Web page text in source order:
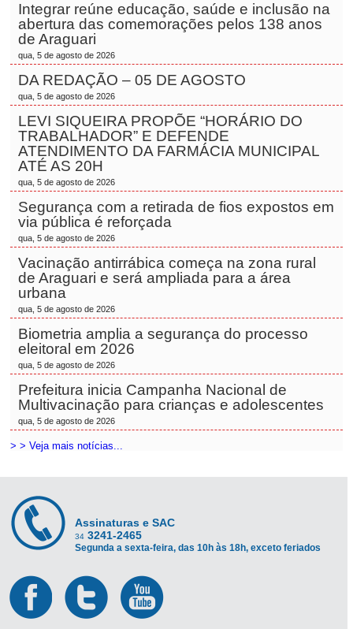
Integrar reúne educação, saúde e inclusão na
abertura das comemorações pelos 138 anos
de Araguari
qua, 5 de agosto de 2026
DA REDAÇÃO – 05 DE AGOSTO
qua, 5 de agosto de 2026
LEVI SIQUEIRA PROPÕE “HORÁRIO DO
TRABALHADOR” E DEFENDE
ATENDIMENTO DA FARMÁCIA MUNICIPAL
ATÉ AS 20H
qua, 5 de agosto de 2026
Segurança com a retirada de fios expostos em
via pública é reforçada
qua, 5 de agosto de 2026
Vacinação antirrábica começa na zona rural
de Araguari e será ampliada para a área
urbana
qua, 5 de agosto de 2026
Biometria amplia a segurança do processo
eleitoral em 2026
qua, 5 de agosto de 2026
Prefeitura inicia Campanha Nacional de
Multivacinação para crianças e adolescentes
qua, 5 de agosto de 2026
> > Veja mais notícias...
Assinaturas e SAC
34 3241-2465
Segunda a sexta-feira, das 10h às 18h, exceto feriados